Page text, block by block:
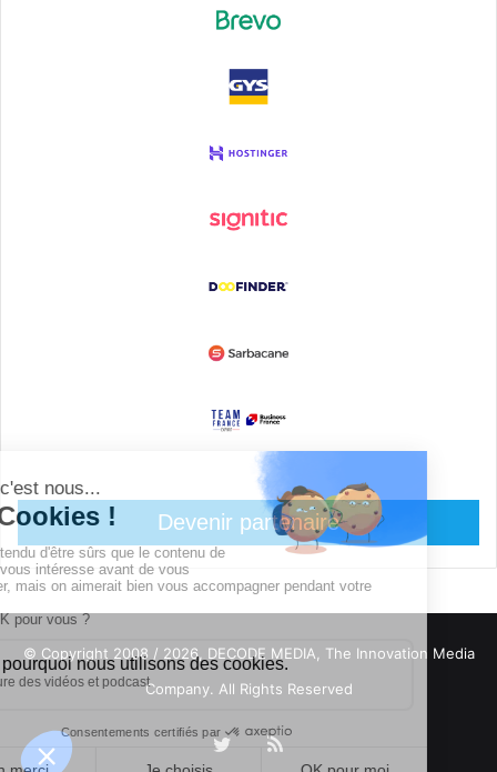
Devenir partenaire
© Copyright 2008 / 2026, DECODE MEDIA, The Innovation Media
Company. All Rights Reserved
TwitterRSS